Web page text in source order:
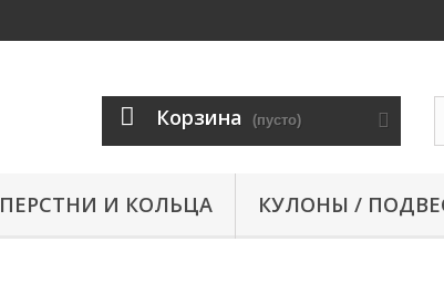
Корзина (пусто)
ПЕРСТНИ И КОЛЬЦА КУЛОНЫ /